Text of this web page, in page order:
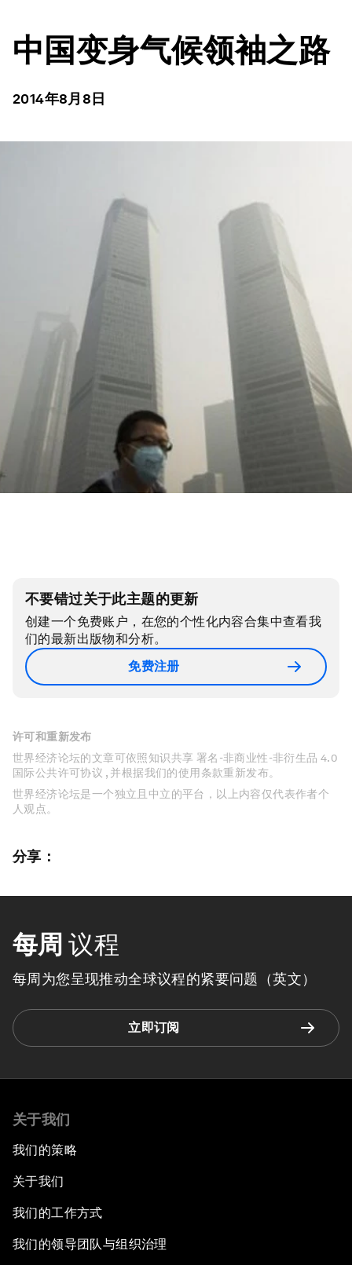
中国变身气候领袖之路
2014年8月8日
不要错过关于此主题的更新
创建一个免费账户，在您的个性化内容合集中查看我
们的最新出版物和分析。
免费注册
许可和重新发布
世界经济论坛的文章可依照知识共享 署名-非商业性-非衍生品 4.0
国际公共许可协议 , 并根据我们的使用条款重新发布。
世界经济论坛是一个独立且中立的平台，以上内容仅代表作者个
人观点。
分享：
每周 议程
每周为您呈现推动全球议程的紧要问题（英文）
立即订阅
关于我们
我们的策略
关于我们
我们的工作方式
我们的领导团队与组织治理